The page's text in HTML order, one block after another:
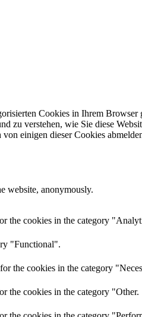
Cookies in Ihrem Browser
zu verstehen, wie Sie diese
einigen dieser Cookies
website, anonymously.
the cookies in the category
"Functional".
the cookies in the category
the cookies in the category "Other.